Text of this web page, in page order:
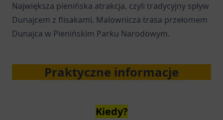
Największa pienińska atrakcja, czyli tradycyjny spływ
Dunajcem z flisakami. Malownicza trasa przełomem
Dunajca w Pienińskim Parku Narodowym.
Praktyczne informacje
Kiedy?